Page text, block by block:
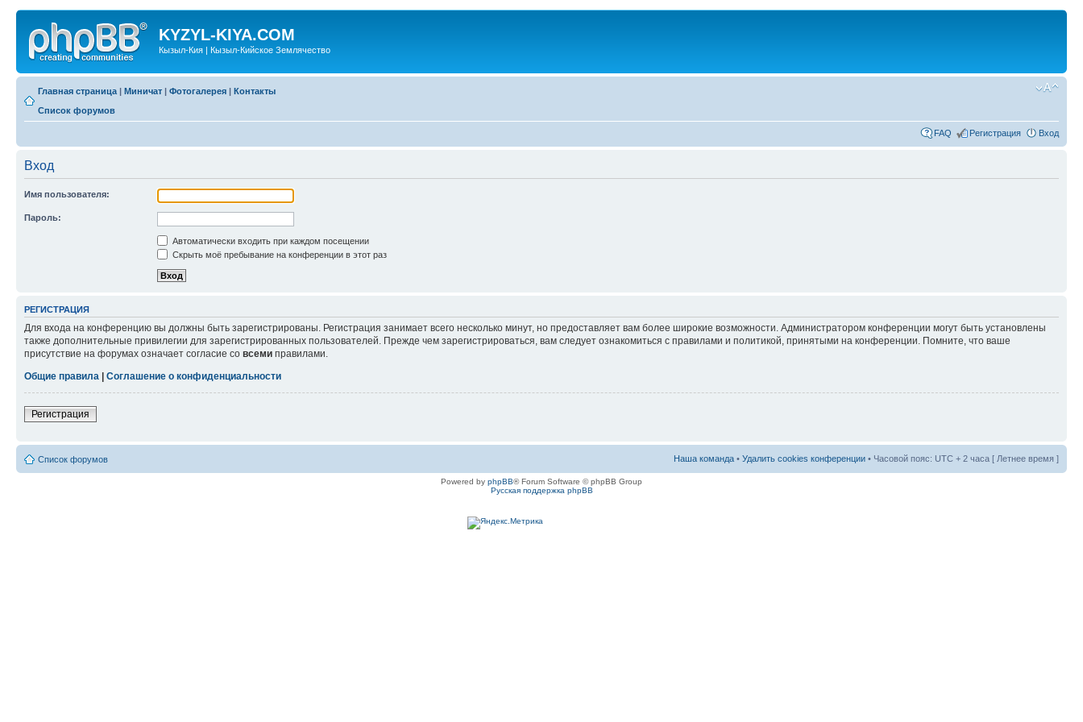
KYZYL-KIYA.COM
Кызыл-Кия | Кызыл-Кийское Землячество
Главная страница | Миничат | Фотогалерея | Контакты
Список форумов
FAQ Регистрация Вход
Вход
Имя пользователя:
Пароль:
Автоматически входить при каждом посещении
Скрыть моё пребывание на конференции в этот раз
РЕГИСТРАЦИЯ
Для входа на конференцию вы должны быть зарегистрированы. Регистрация занимает всего несколько минут, но предоставляет вам более широкие возможности. Администратором конференции могут быть установлены
также дополнительные привилегии для зарегистрированных пользователей. Прежде чем зарегистрироваться, вам следует ознакомиться с правилами и политикой, принятыми на конференции. Помните, что ваше
присутствие на форумах означает согласие со всеми правилами.
Общие правила
Соглашение о конфиденциальности
Регистрация
Список форумов Наша команда • Удалить cookies конференции • Часовой пояс: UTC + 2 часа [ Летнее время ]
Powered by phpBB® Forum Software © phpBB Group
Русская поддержка phpBB